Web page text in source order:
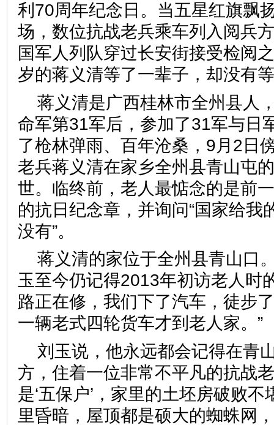
利70周年纪念日。当五星红旗飘
场，数位抗战老兵乘车列入阅兵
国军人列队穿过长安街接受检阅
岁的蒋义清等了一辈子，却没有
蒋义清是广西桂林市全州县人
命军第31军后，参加了31军与日
了枪林弹雨、百年沧桑，9月2日
老兵蒋义清在家乡全州县青山屯
世。临终前，老人最惦念的是前
的抗日纪念章，并询问“国家给我
没有”。
蒋义清的家位于全州县青山口
玉至今仍记得2013年初访老人时
路正在修，我们下了汽车，徒步
一辆老式四轮货车才到老人
刘玉说，他永远都会记得在青
方，住着一位非常不平凡的抗战
是‘五保户’，家里的土坯房破败
里昏暗，屋顶都是硕大的蜘蛛网